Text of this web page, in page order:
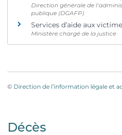
Direction générale de
publique (DGAFP)
Services d’aide aux
Ministère chargé de la justice
© Direction de l’information légale et
Décès